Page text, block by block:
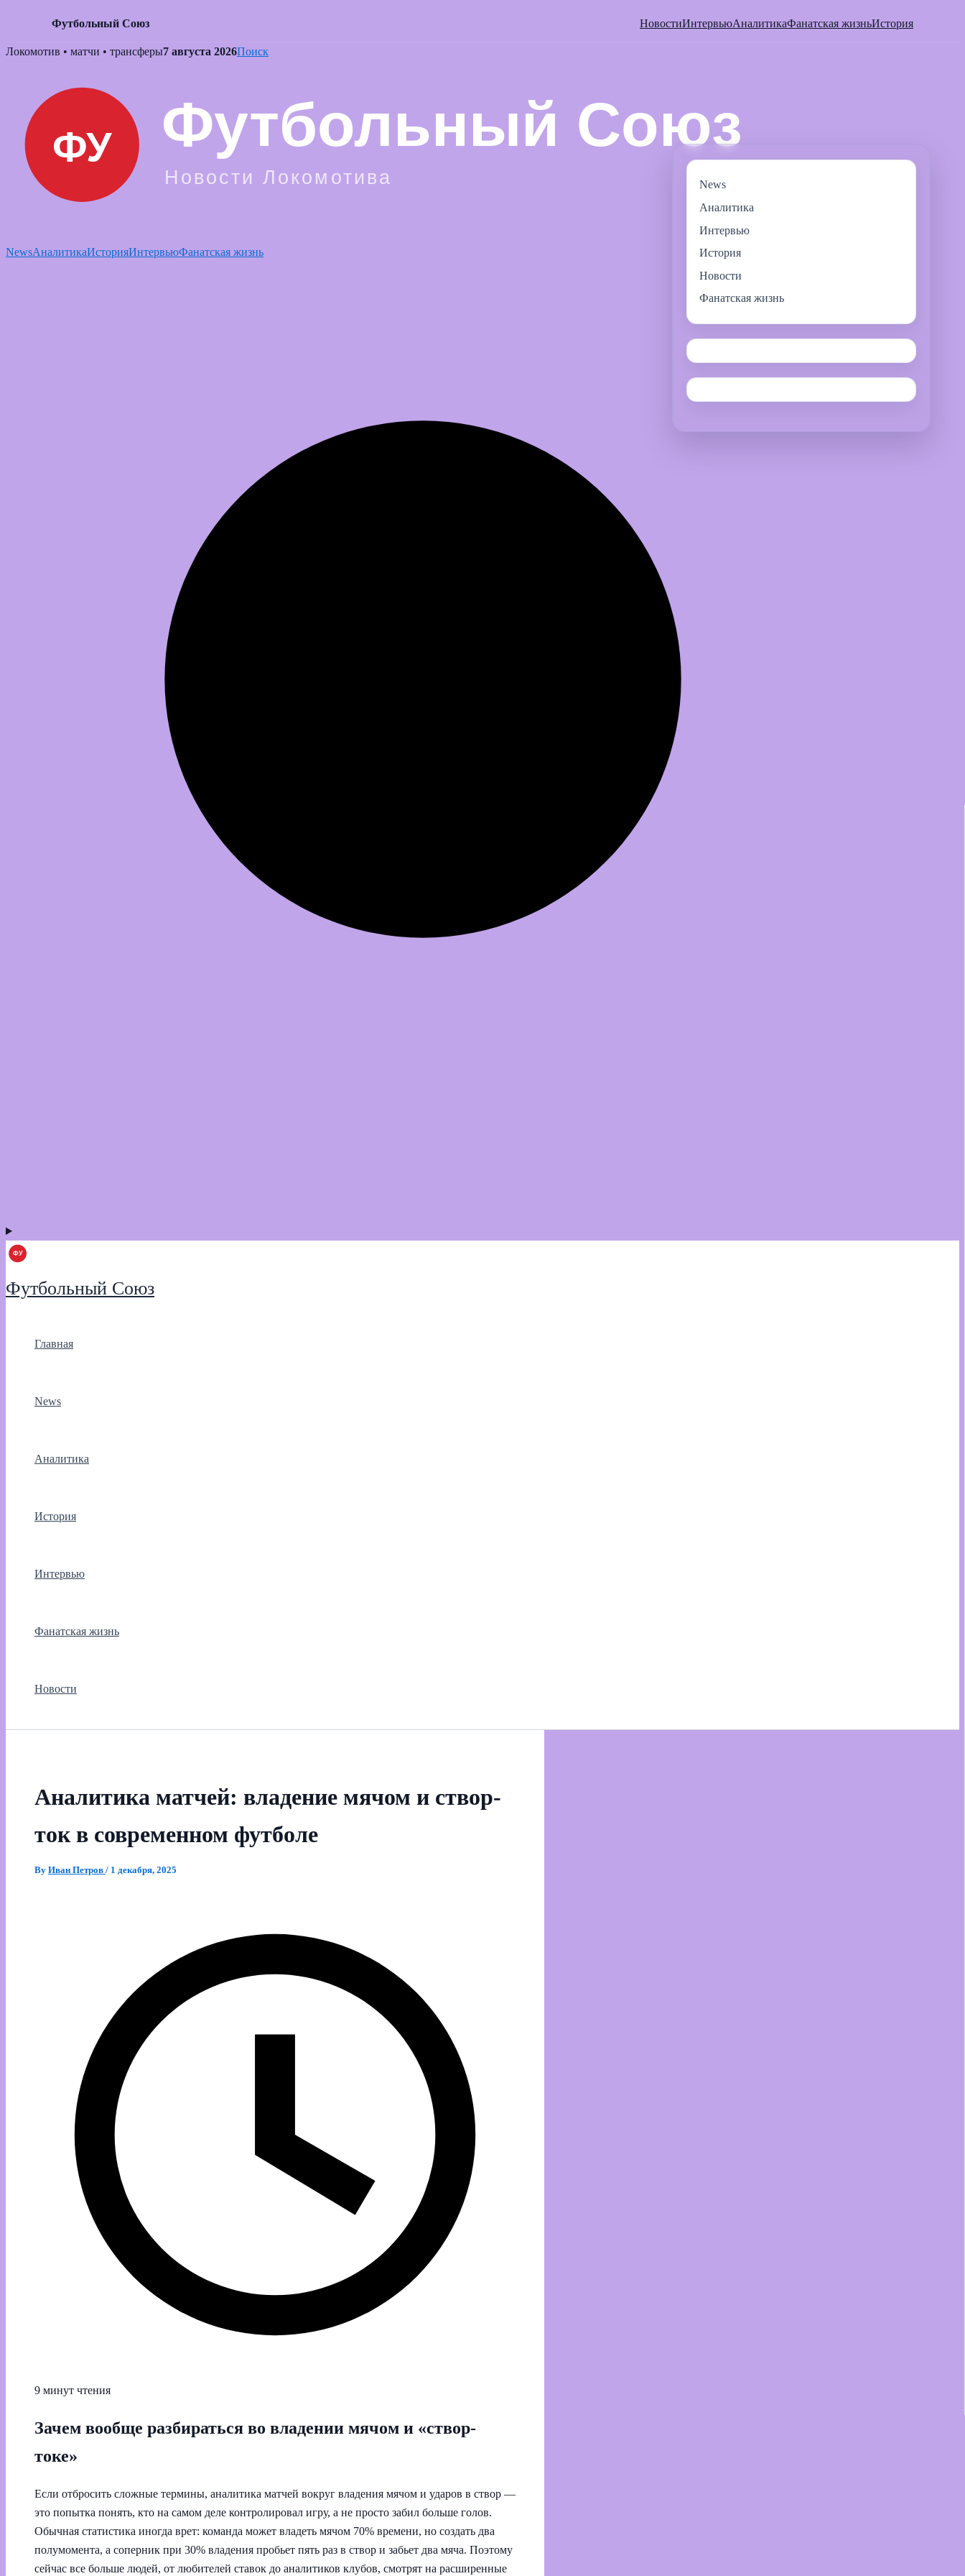
Футбольный Союз НовостиИнтервьюАналитикаФанатская жизньИстория
Skip
Локомотив • матчи • трансферы7 августа 2026Поиск
NewsАналитикаИсторияИнтервьюФанатская жизнь
Футбольный Союз
Главная
News
Аналитика
История
Интервью
Фанатская жизнь
Новости
Аналитика матчей: владение мячом и створ-
ток в современном футболе
By Иван Петров / 1 декабря, 2025
9 минут чтения
Зачем вообще разбираться во владении мячом и «створ-
токе»
Если отбросить сложные термины, аналитика матчей вокруг владения мячом и ударов в створ —
это попытка понять, кто на самом деле контролировал игру, а не просто забил больше голов.
Обычная статистика иногда врет: команда может владеть мячом 70% времени, но создать два
полумомента, а соперник при 30% владения пробьет пять раз в створ и забьет два мяча. Поэтому
сейчас все больше людей, от любителей ставок до аналитиков клубов, смотрят на расширенные
News
Аналитика
Интервью
История
Новости
Фанатская жизнь